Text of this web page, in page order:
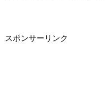
スポンサーリンク